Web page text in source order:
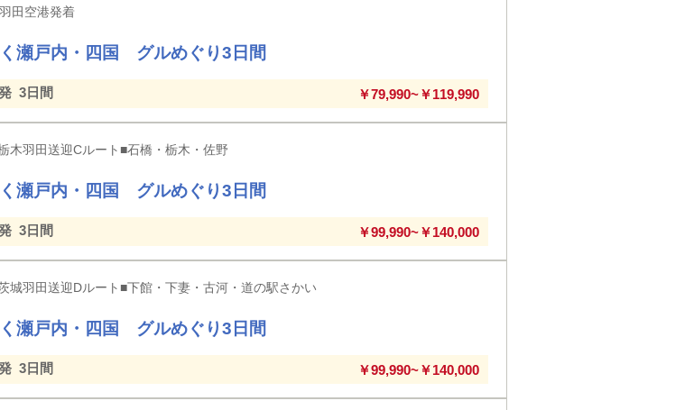
羽田空港発着
く瀬戸内・四国 グルめぐり3日間
3日間 ￥79,990~￥119,990
木羽田送迎Cルート■石橋・栃木・佐野
く瀬戸内・四国 グルめぐり3日間
3日間 ￥99,990~￥140,000
城羽田送迎Dルート■下館・下妻・古河・道の駅さかい
く瀬戸内・四国 グルめぐり3日間
3日間 ￥99,990~￥140,000